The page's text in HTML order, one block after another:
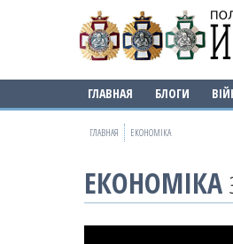
ГЛАВНАЯ БЛОГИ
ГЛАВНАЯ ЕКОНОМІКА
ЕКОНОМІКА